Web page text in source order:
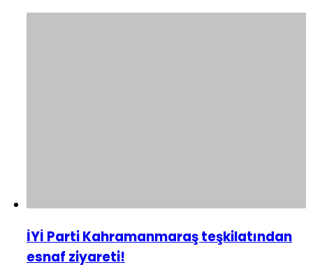
İYİ Parti Kahramanmaraş teşkilatından
esnaf ziyareti!